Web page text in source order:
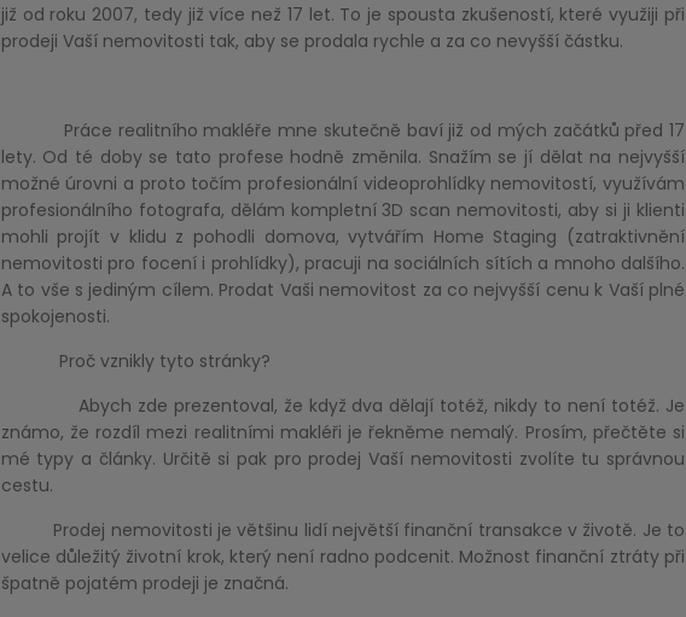
již od roku 2007, tedy již více než 17 let. To je spousta zkušeností, které využiji při
prodeji Vaší nemovitosti tak, aby se prodala rychle a za co nevyšší částku.
Práce realitního makléře mne skutečně baví již od mých začátků před 17
lety. Od té doby se tato profese hodně změnila. Snažím se jí dělat na nejvyšší
možné úrovni a proto točím profesionální videoprohlídky nemovitostí, využívám
profesionálního fotografa, dělám kompletní 3D scan nemovitosti, aby si ji klienti
mohli projít v klidu z pohodli domova, vytvářím Home Staging (zatraktivnění
nemovitosti pro focení i prohlídky), pracuji na sociálních sítích a mnoho dalšího.
A to vše s jediným cílem. Prodat Vaši nemovitost za co nejvyšší cenu k Vaší plné
spokojenosti.
Proč vznikly tyto stránky?
Abych zde prezentoval, že když dva dělají totéž, nikdy to není totéž. Je
známo, že rozdíl mezi realitními makléři je řekněme nemalý. Prosím, přečtěte si
mé typy a články. Určitě si pak pro prodej Vaší nemovitosti zvolíte tu správnou
cestu.
Prodej nemovitosti je většinu lidí největší finanční transakce v životě. Je to
velice důležitý životní krok, který není radno podcenit. Možnost finanční ztráty při
špatně pojatém prodeji je značná.